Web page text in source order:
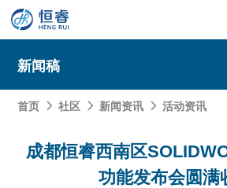
SOLIDWORKS研发设计
SOLIDWORKS 3D CAD
新闻稿
首页  社区  新闻资讯  活动资讯
成都恒睿西南区
功能发布会圆满